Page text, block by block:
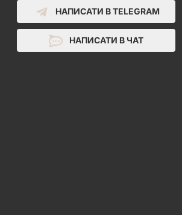
НАПИСАТИ В TELEGRAM
НАПИСАТИ В ЧАТ